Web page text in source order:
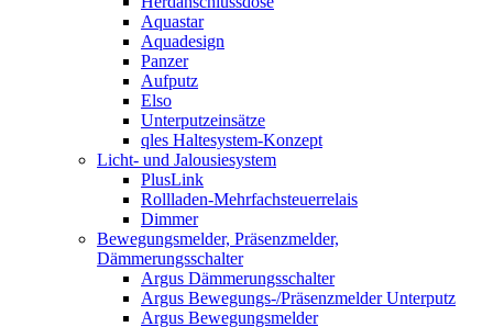
Aquastar
Aquadesign
Panzer
Aufputz
Elso
Unterputzeinsätze
qles Haltesystem-Konzept
Licht- und Jalousiesystem
PlusLink
Rollladen-Mehrfachsteuerrelais
Dimmer
Bewegungsmelder, Präsenzmelder,
Dämmerungsschalter
Argus Dämmerungsschalter
Argus Bewegungs-/Präsenzmelder Unterputz
Argus Bewegungsmelder